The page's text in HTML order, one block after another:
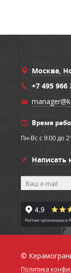
Москва,
+7 495 966
Время
Пн-Вс c 9:00 до
Написать
©
Политика